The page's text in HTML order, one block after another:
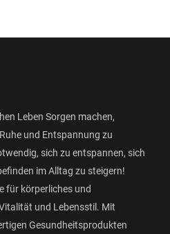
Leben Sorgen machen,
und Entspannung zu
sich zu entspannen, sich
im Alltag zu steigern!
für körperliches und
und Lebensstil. Mit
Gesundheitsprodukten